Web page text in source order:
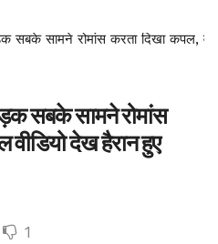
सामने रोमांस करता दिखा कपल,
सबके सामने रोमांस
देख हैरान हुए
1